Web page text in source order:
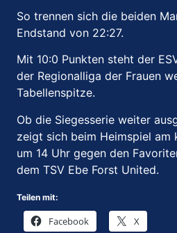
So trennen sich die beiden
Endstand von 22:27.
Mit 10:0 Punkten steht der
der Regionalliga der Frauen
Tabellenspitze.
Ob die Siegesserie weiter
zeigt sich beim Heimspiel am
um 14 Uhr gegen den
dem TSV Ebe Forst United.
Teilen mit:
Facebook X